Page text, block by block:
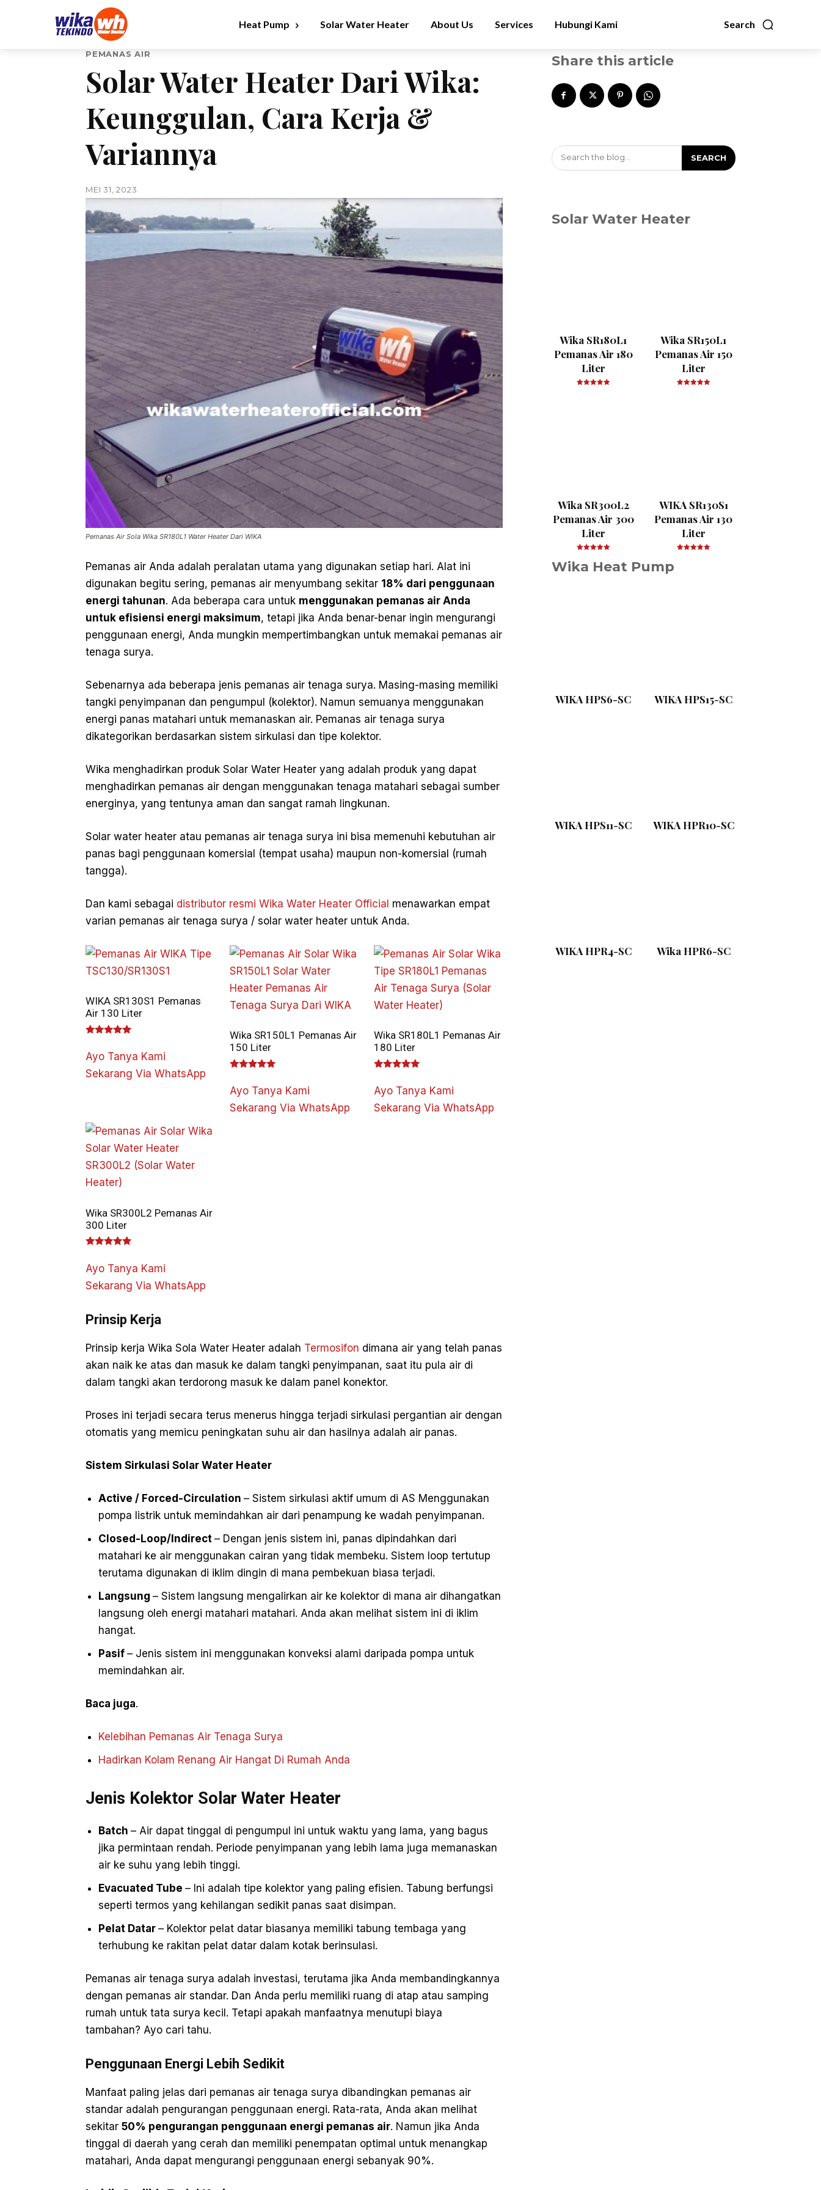
Search
Heat Pump Solar Water Heater About Us Services Hubungi Kami
PEMANAS AIR
Solar Water Heater Dari Wika:
Keunggulan, Cara Kerja &
Variannya
MEI 31, 2023
Pemanas Air Sola Wika SR180L1 Water Heater Dari WIKA
Pemanas air Anda adalah peralatan utama yang digunakan setiap hari. Alat ini
digunakan begitu sering, pemanas air menyumbang sekitar 18% dari penggunaan
energi tahunan. Ada beberapa cara untuk menggunakan pemanas air Anda
untuk efisiensi energi maksimum, tetapi jika Anda benar-benar ingin mengurangi
penggunaan energi, Anda mungkin mempertimbangkan untuk memakai pemanas air
tenaga surya.
Sebenarnya ada beberapa jenis pemanas air tenaga surya. Masing-masing memiliki
tangki penyimpanan dan pengumpul (kolektor). Namun semuanya menggunakan
energi panas matahari untuk memanaskan air. Pemanas air tenaga surya
dikategorikan berdasarkan sistem sirkulasi dan tipe kolektor.
Wika menghadirkan produk Solar Water Heater yang adalah produk yang dapat
menghadirkan pemanas air dengan menggunakan tenaga matahari sebagai sumber
energinya, yang tentunya aman dan sangat ramah lingkunan.
Solar water heater atau pemanas air tenaga surya ini bisa memenuhi kebutuhan air
panas bagi penggunaan komersial (tempat usaha) maupun non-komersial (rumah
tangga).
Dan kami sebagai distributor resmi Wika Water Heater Official menawarkan empat
varian pemanas air tenaga surya / solar water heater untuk Anda.
WIKA SR130S1 Pemanas
Air 130 Liter
5.00
dari 5
Ayo Tanya Kami
Sekarang Via WhatsApp
Wika SR150L1 Pemanas Air
150 Liter
5.00
dari 5
Ayo Tanya Kami
Sekarang Via WhatsApp
Wika SR180L1 Pemanas Air
180 Liter
5.00
dari 5
Ayo Tanya Kami
Sekarang Via WhatsApp
Wika SR300L2 Pemanas Air
300 Liter
5.00
dari 5
Ayo Tanya Kami
Sekarang Via WhatsApp
Prinsip Kerja
Prinsip kerja Wika Sola Water Heater adalah Termosifon dimana air yang telah panas
akan naik ke atas dan masuk ke dalam tangki penyimpanan, saat itu pula air di
dalam tangki akan terdorong masuk ke dalam panel konektor.
Proses ini terjadi secara terus menerus hingga terjadi sirkulasi pergantian air dengan
otomatis yang memicu peningkatan suhu air dan hasilnya adalah air panas.
Sistem Sirkulasi Solar Water Heater
Active / Forced-Circulation – Sistem sirkulasi aktif umum di AS Menggunakan
pompa listrik untuk memindahkan air dari penampung ke wadah penyimpanan.
Closed-Loop/Indirect – Dengan jenis sistem ini, panas dipindahkan dari
matahari ke air menggunakan cairan yang tidak membeku. Sistem loop tertutup
terutama digunakan di iklim dingin di mana pembekuan biasa terjadi.
Langsung – Sistem langsung mengalirkan air ke kolektor di mana air dihangatkan
langsung oleh energi matahari matahari. Anda akan melihat sistem ini di iklim
hangat.
Pasif – Jenis sistem ini menggunakan konveksi alami daripada pompa untuk
memindahkan air.
Baca juga.
Kelebihan Pemanas Air Tenaga Surya
Hadirkan Kolam Renang Air Hangat Di Rumah Anda
Jenis Kolektor Solar Water Heater
Batch – Air dapat tinggal di pengumpul ini untuk waktu yang lama, yang bagus
jika permintaan rendah. Periode penyimpanan yang lebih lama juga memanaskan
air ke suhu yang lebih tinggi.
Evacuated Tube – Ini adalah tipe kolektor yang paling efisien. Tabung berfungsi
seperti termos yang kehilangan sedikit panas saat disimpan.
Pelat Datar – Kolektor pelat datar biasanya memiliki tabung tembaga yang
terhubung ke rakitan pelat datar dalam kotak berinsulasi.
Pemanas air tenaga surya adalah investasi, terutama jika Anda membandingkannya
dengan pemanas air standar. Dan Anda perlu memiliki ruang di atap atau samping
rumah untuk tata surya kecil. Tetapi apakah manfaatnya menutupi biaya
tambahan? Ayo cari tahu.
Penggunaan Energi Lebih Sedikit
Manfaat paling jelas dari pemanas air tenaga surya dibandingkan pemanas air
standar adalah pengurangan penggunaan energi. Rata-rata, Anda akan melihat
sekitar 50% pengurangan penggunaan energi pemanas air. Namun jika Anda
tinggal di daerah yang cerah dan memiliki penempatan optimal untuk menangkap
matahari, Anda dapat mengurangi penggunaan energi sebanyak 90%.
Share this article
Search the blog... SEARCH
Solar Water Heater
Wika SR180L1
Pemanas Air 180
Liter
Wika SR150L1
Pemanas Air 150
Liter
Wika SR300L2
Pemanas Air 300
Liter
WIKA SR130S1
Pemanas Air 130
Liter
Wika Heat Pump
WIKA HPS6-SC WIKA HPS15-SC
WIKA HPS11-SC WIKA HPR10-SC
WIKA HPR4-SC Wika HPR6-SC